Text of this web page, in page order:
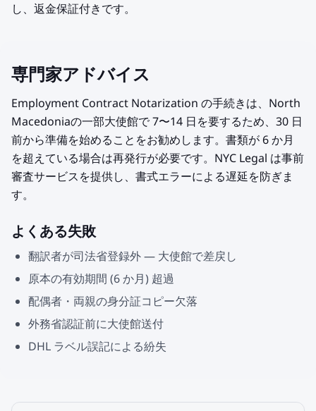
し、返金保証付きです。
専門家アドバイス
Employment Contract Notarization の手続きは、North
Macedoniaの一部大使館で 7〜14 日を要するため、30 日
前から準備を始めることをお勧めします。書類が 6 か月
を超えている場合は再発行が必要です。NYC Legal は事前
審査サービスを提供し、書式エラーによる遅延を防ぎま
す。
よくある失敗
翻訳者が司法省登録外 — 大使館で差戻し
原本の有効期間 (6 か月) 超過
配偶者・両親の身分証コピー欠落
外務省認証前に大使館送付
DHL ラベル誤記による紛失